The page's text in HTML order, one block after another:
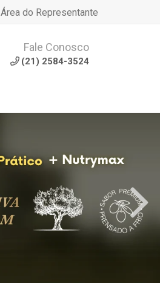
Área do Representante
Fale Conosco
(21) 2584-3524